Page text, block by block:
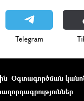
Telegram
Օգտագործման